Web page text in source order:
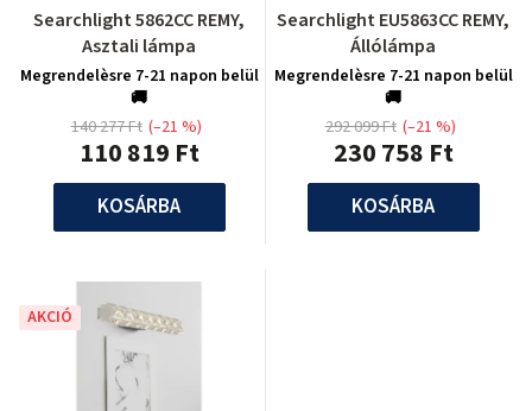
Searchlight 5862CC REMY,
Asztali lámpa
Megrendelèsre 7-21 napon belül
🚚
110 819 Ft
140 277 Ft (–21 %)
KOSÁRBA
Searchlight EU5863CC REMY,
Állólámpa
Megrendelèsre 7-21 napon belül
🚚
230 758 Ft
292 099 Ft (–21 %)
KOSÁRBA
AKCIÓ